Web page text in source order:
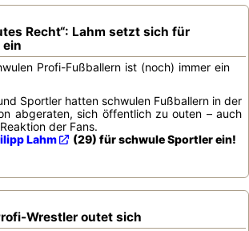
Recht“: Lahm setzt sich für
Profi-Fußballern ist (noch) immer ein
Sportler hatten schwulen Fußballern in der
abgeraten, sich öffentlich zu outen – auch
der Fans.
Lahm
(29) für schwule Sportler ein!
Wrestler outet sich